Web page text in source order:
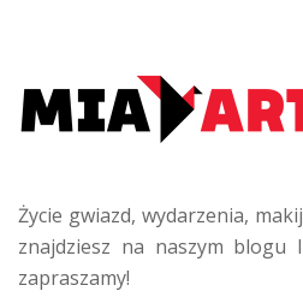
Życie gwiazd, wydarzenia,
znajdziesz na naszym blogu
zapraszamy!